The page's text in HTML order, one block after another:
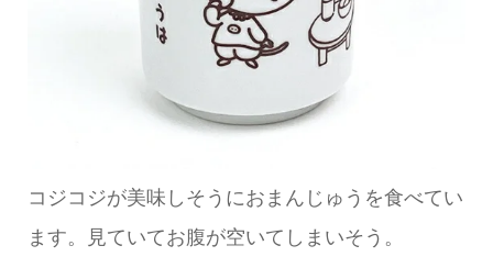
コジコジが美味しそうにおまんじゅうを食べてい
ます。見ていてお腹が空いてしまいそう。